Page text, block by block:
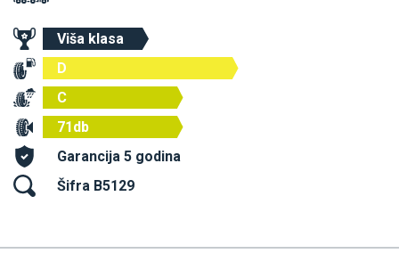
Viša klasa
D
C
71db
Garancija 5 godina
Šifra B5129